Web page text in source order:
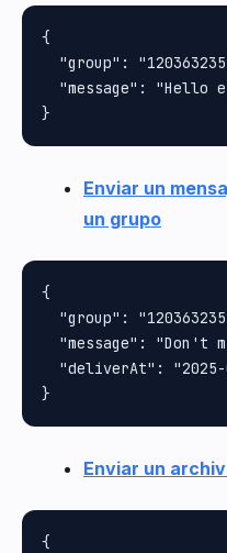
{
"group":
"message": "Hello
Enviar un
un grupo
{
"group":
"message": "Don't
"deliverAt":
Enviar un
{